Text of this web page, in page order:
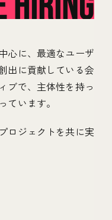
心に、最適なユーザ
出に貢献している会
ブで、主体性を持っ
ています。
ロジェクトを共に実